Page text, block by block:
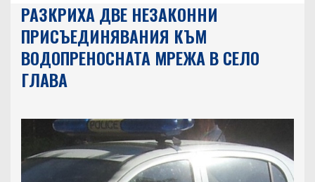
РАЗКРИХА ДВЕ НЕЗАКОННИ
ПРИСЪЕДИНЯВАНИЯ КЪМ
ВОДОПРЕНОСНАТА МРЕЖА В СЕЛО
ГЛАВА